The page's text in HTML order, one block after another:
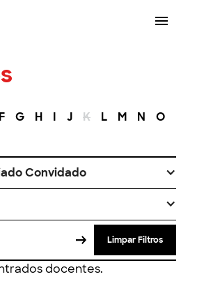
F G H I J K L M N O
Convidado
Limpar Filtros
docentes.